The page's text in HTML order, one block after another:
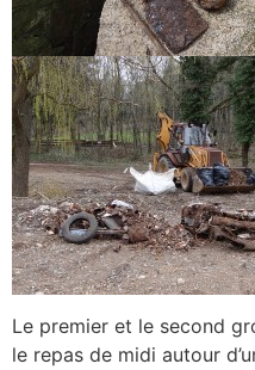
Le premier et le second
le repas de midi autour